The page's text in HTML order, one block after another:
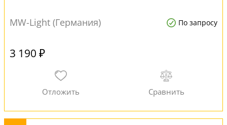
MW-Light (Германия) По запросу
3 190 ₽